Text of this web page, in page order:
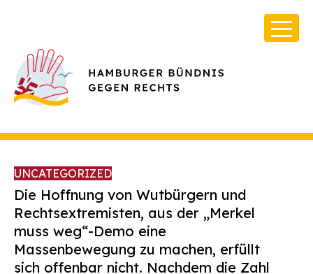
Über Uns
Infos & Broschüren
UNCATEGORIZED
Die Hoffnung von Wutbürgern und
Rechtsextremisten, aus der „Merkel
muss weg“-Demo eine
Massenbewegung zu machen, erfüllt
sich offenbar nicht. Nachdem die Zahl